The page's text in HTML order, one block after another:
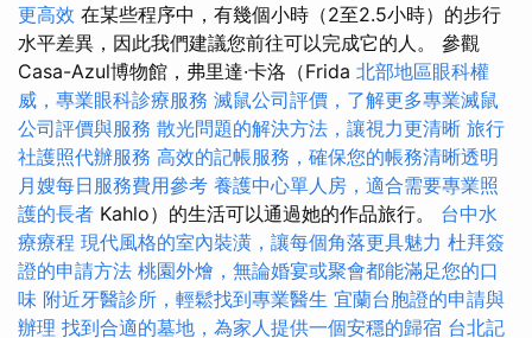
更高效 在某些程序中，有幾個小時（2至2.5小時）的步行
水平差異，因此我們建議您前往可以完成它的人。 參觀
Casa-Azul博物館，弗里達·卡洛（Frida 北部地區眼科權
威，專業眼科診療服務 滅鼠公司評價，了解更多專業滅鼠
公司評價與服務 散光問題的解決方法，讓視力更清晰 旅行
社護照代辦服務 高效的記帳服務，確保您的帳務清晰透明
月嫂每日服務費用參考 養護中心單人房，適合需要專業照
護的長者 Kahlo）的生活可以通過她的作品旅行。 台中水
療療程 現代風格的室內裝潢，讓每個角落更具魅力 杜拜簽
證的申請方法 桃園外燴，無論婚宴或聚會都能滿足您的口
味 附近牙醫診所，輕鬆找到專業醫生 宜蘭台胞證的申請與
辦理 找到合適的墓地，為家人提供一個安穩的歸宿 台北記